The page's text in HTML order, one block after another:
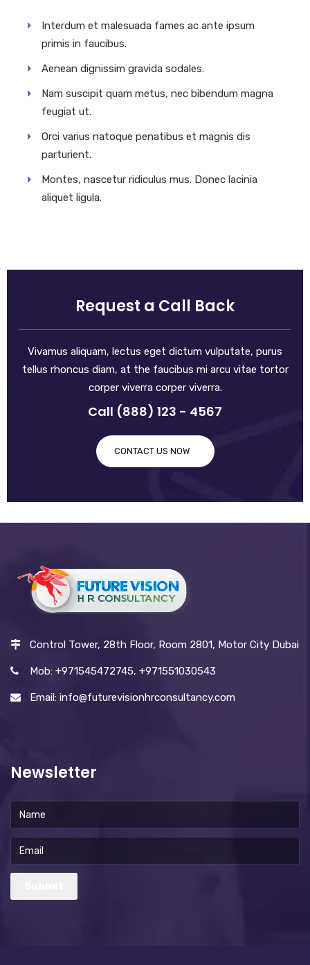
Interdum et malesuada fames ac ante ipsum
primis in faucibus.
Aenean dignissim gravida sodales.
Nam suscipit quam metus, nec bibendum magna
feugiat ut.
Orci varius natoque penatibus et magnis dis
parturient.
Montes, nascetur ridiculus mus. Donec lacinia
aliquet ligula.
Request a Call Back
Vivamus aliquam, lectus eget dictum vulputate, purus
tellus rhoncus diam, at the faucibus mi arcu vitae tortor
corper viverra corper viverra.
Call (888) 123 - 4567
CONTACT US NOW
Control Tower, 28th Floor, Room 2801, Motor City Dubai
Mob: +971545472745, +971551030543
Email: info@futurevisionhrconsultancy.com
Newsletter